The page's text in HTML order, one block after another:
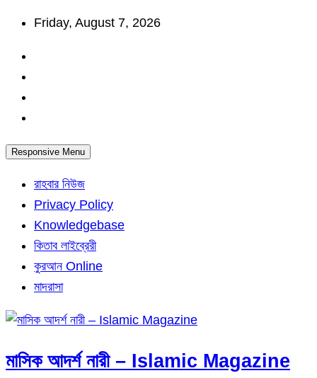
Skip
content
Friday, August 7, 2026
Responsive Menu
রাহবার নিউজ
Privacy Policy
Knowledgebase
কিতাব লাইব্রেরী
কুরআন Online
মাদরাসা
মাসিক আদর্শ নারী – Islamic Magazine